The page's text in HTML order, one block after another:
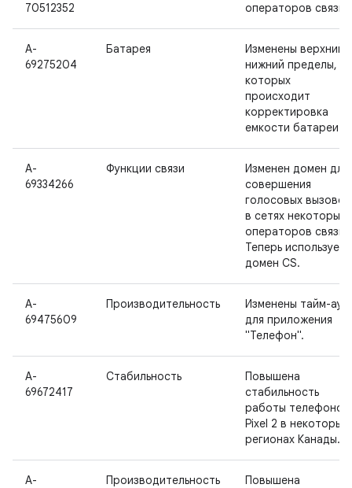
70512352
операторов связи.
A-
69275204
Батарея
Изменены верхний
нижний пределы, в
которых
происходит
корректировка
емкости батареи.
A-
69334266
Функции связи
Изменен домен для
совершения
голосовых вызовов
в сетях некоторых
операторов связи.
Теперь
домен CS.
A-
69475609
Производительность
Изменены тайм-
для приложения
"Телефон".
A-
69672417
Стабильность
Повышена
стабильность
работы телефонов
Pixel 2 в некоторых
регионах Канады.
A-
Производительность
Повышена